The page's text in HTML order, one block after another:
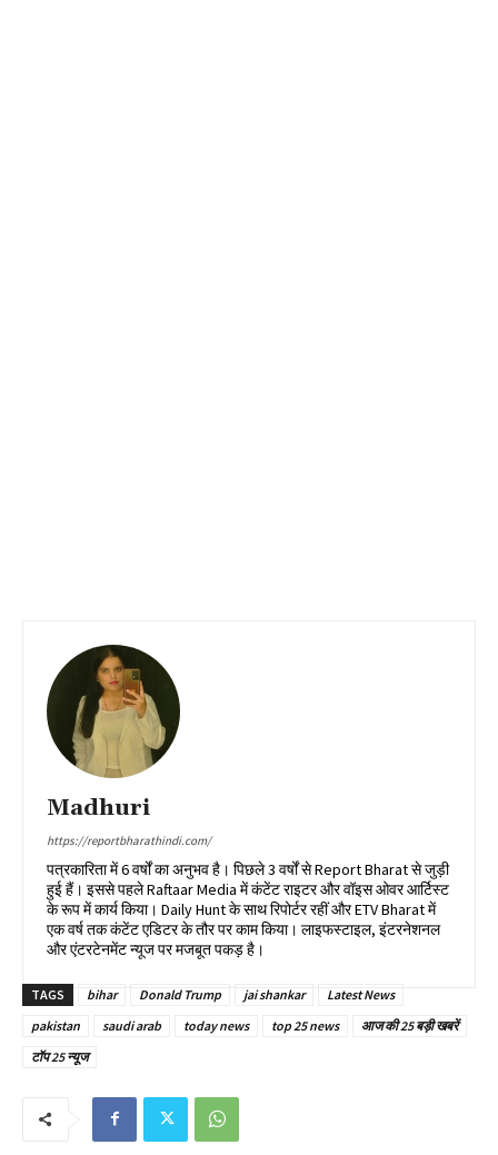
Madhuri
https://reportbharathindi.com/
पत्रकारिता में 6 वर्षों का अनुभव है। पिछले 3 वर्षों से Report Bharat से जुड़ी
हुई हैं। इससे पहले Raftaar Media में कंटेंट राइटर और वॉइस ओवर आर्टिस्ट
के रूप में कार्य किया। Daily Hunt के साथ रिपोर्टर रहीं और ETV Bharat में
एक वर्ष तक कंटेंट एडिटर के तौर पर काम किया। लाइफस्टाइल, इंटरनेशनल
और एंटरटेनमेंट न्यूज पर मजबूत पकड़ है।
TAGS bihar Donald Trump jai shankar
Latest News
pakistan
saudi arab today news top 25 news
आज की 25 बड़ी खबरें
टॉप 25 न्यूज